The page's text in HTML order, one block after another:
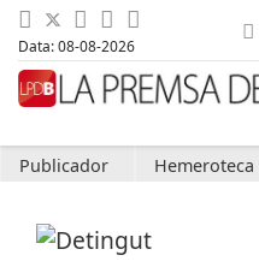
Data: 08-08-2026
Publicador Hemeroteca